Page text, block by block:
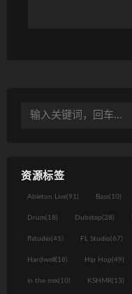
资源标签
Ableton Live(91) Bass(10)
Drum(18) Dubstep(28)
flstudio(41) FL Studio(67)
Hardwell (18) Hip Hop(49)
in the mix(10) KSHMR(13)